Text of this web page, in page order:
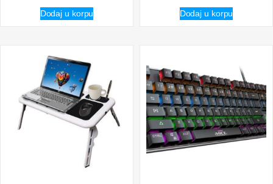
Dodaj u korpu Dodaj u korpu